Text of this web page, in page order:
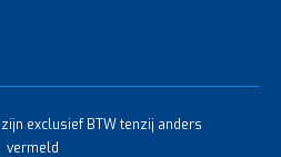
exclusief BTW tenzij anders
vermeld